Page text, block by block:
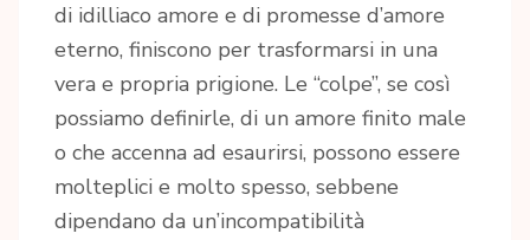
di idilliaco amore e di promesse d’amore
eterno, finiscono per trasformarsi in una
vera e propria prigione. Le “colpe”, se così
possiamo definirle, di un amore finito male
o che accenna ad esaurirsi, possono essere
molteplici e molto spesso, sebbene
dipendano da un’incompatibilità